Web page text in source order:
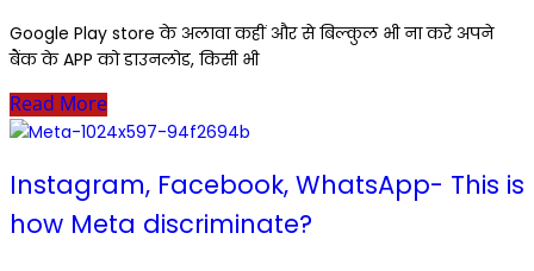
Google Play store के अलावा कहीं और से बिल्कुल भी ना करे अपने
बैंक के APP को डाउनलोड, किसी भी
Read More
Instagram, Facebook, WhatsApp- This is
how Meta discriminate?